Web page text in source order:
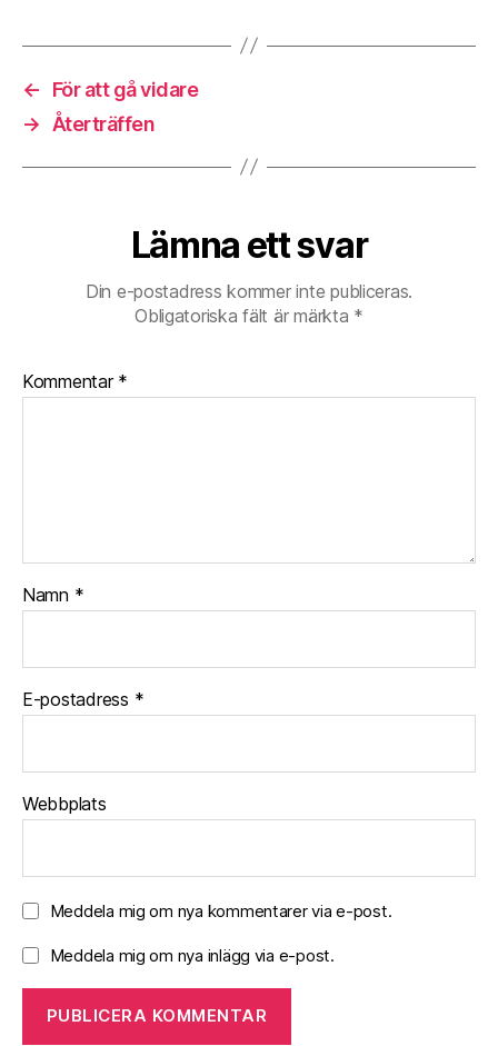
←
För att gå vidare
→ Återträffen
Lämna ett svar
Din e-postadress kommer inte publiceras.
Obligatoriska fält är märkta *
Kommentar *
Namn *
E-postadress *
Webbplats
Meddela mig om nya kommentarer via e-post.
Meddela mig om nya inlägg via e-post.